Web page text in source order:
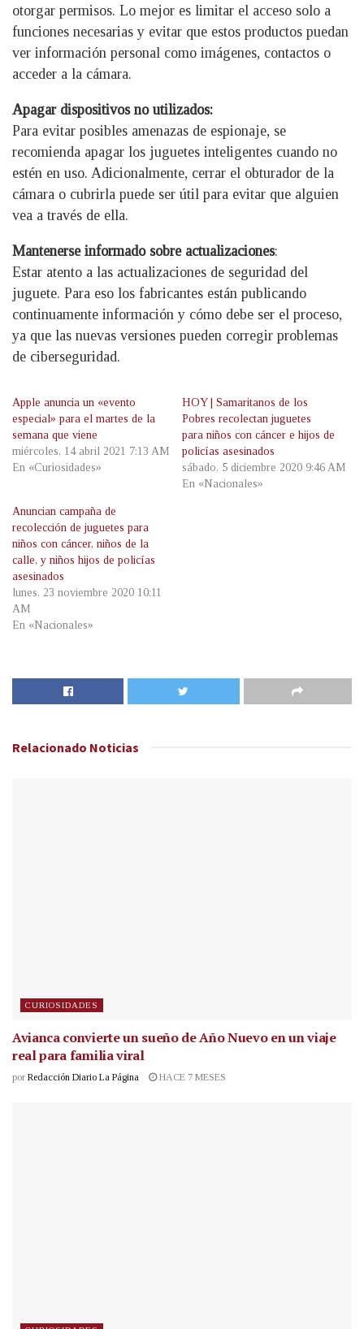
otorgar permisos. Lo mejor es limitar el acceso solo a
funciones necesarias y evitar que estos productos puedan
ver información personal como imágenes, contactos o
acceder a la cámara.
Apagar dispositivos no utilizados:
Para evitar posibles amenazas de espionaje, se
recomienda apagar los juguetes inteligentes cuando no
estén en uso. Adicionalmente, cerrar el obturador de la
cámara o cubrirla puede ser útil para evitar que alguien
vea a través de ella.
Mantenerse informado sobre actualizaciones:
Estar atento a las actualizaciones de seguridad del
juguete. Para eso los fabricantes están publicando
continuamente información y cómo debe ser el proceso,
ya que las nuevas versiones pueden corregir problemas
de ciberseguridad.
Apple anuncia un «evento
especial» para el martes de la
semana que viene
miércoles, 14 abril 2021 7:13 AM
En «Curiosidades»
HOY | Samaritanos de los
Pobres recolectan juguetes
para niños con cáncer e hijos de
policías asesinados
sábado, 5 diciembre 2020 9:46 AM
En «Nacionales»
Anuncian campaña de
recolección de juguetes para
niños con cáncer, niños de la
calle, y niños hijos de policías
asesinados
lunes, 23 noviembre 2020 10:11
AM
En «Nacionales»
Relacionado Noticias
CURIOSIDADES
Avianca convierte un sueño de Año Nuevo en un viaje
real para familia viral
por Redacción Diario La Página HACE 7 MESES